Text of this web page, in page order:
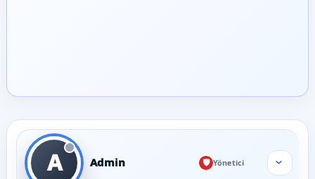
A Admin 🛡️ Yönetici ›